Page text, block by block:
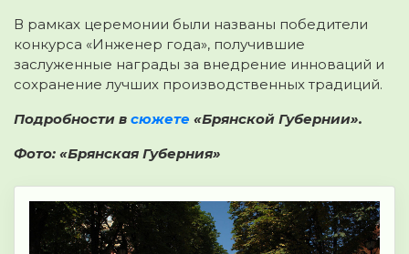
В рамках церемонии были названы победители
конкурса «Инженер года», получившие
заслуженные награды за внедрение инноваций и
сохранение лучших производственных традиций.
Подробности в сюжете «Брянской Губернии».
Фото: «Брянская Губерния»